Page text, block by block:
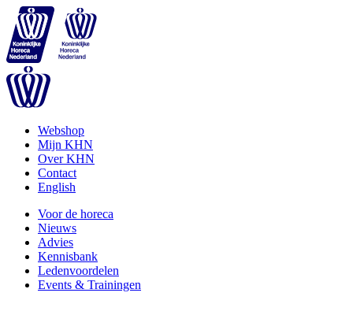
Webshop
Mijn KHN
Over KHN
Contact
English
Voor de horeca
Nieuws
Advies
Kennisbank
Ledenvoordelen
Events & Trainingen